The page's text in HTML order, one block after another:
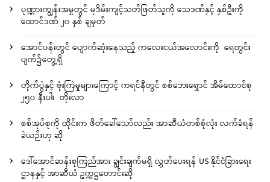
ပုဏ္ဏားကျွန်းအမှုတွင် မုဒိမ်းကျင့်သတ်ဖြတ်သူကို သေဒဏ်နှင့် နှစ်ဦးကို
ထောင်ဒဏ် ၂၀ နှစ် ချမှတ်
အောင်ပန်းတွင် ပျောက်ဆုံးနေသည့် ကလေးငယ်အလောင်းကို ရေတွင်း
ပျက်၌တွေ့ရှိ
တိုက်ပွဲနှင့် ဗုံးကြဲမှုများကြောင့် ကရင်နီတွင် စစ်ဘေးရှောင် အိမ်ထောင်စု
၂၅၀ နီးပါး တိုးလာ
စစ်အုပ်စုကို ထိုင်းက ဖိတ်ခေါ်သော်လည်း အာဆီယံတစ်စုံလုံး လက်ခံရန်
ခဲယဉ်းဟု ဆို
ဒေါ်အောင်ဆန်းစုကြည်အား ချွင်းချက်မရှိ လွှတ်ပေးရန် US နိုင်ငံခြားရေး
ဌာနနှင့် အာဆီယံ ဥက္ကဋ္ဌတောင်းဆို